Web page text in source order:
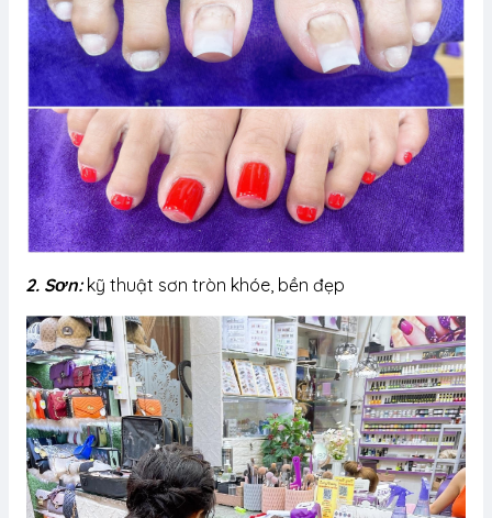
2. Sơn:kỹ thuật sơn tròn khóe, bền đẹp